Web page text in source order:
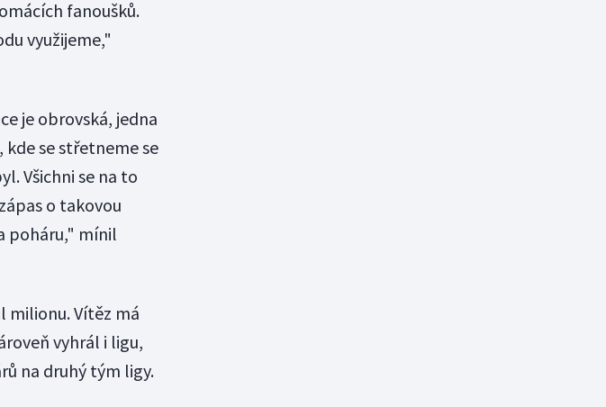
fanoušků.
využijeme,"
je obrovská, jedna
se střetneme se
Všichni se na to
o takovou
poháru," mínil
milionu. Vítěz má
vyhrál i ligu,
na druhý tým ligy.